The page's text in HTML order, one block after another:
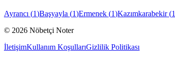
Ayrancı (1)Başyayla (1)Ermenek (1)Kazımkarabekir(1
© 2026 Nöbetçi Noter
İletişimKullanım KoşullarıGizlilik Politikası